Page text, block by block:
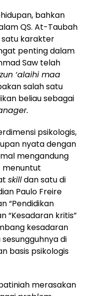
bahkan
QS. At-Taubah
satu karakter
penting dalam
Saw telah
‘alaihi maa
salah satu
beliau sebagai
psikologis,
nyata dengan
mengandung
menuntut
skilldan satu di
Paulo Freire
“Pendidikan
“Kesadaran kritis”
kesadaran
di
basis psikologis
merasakan